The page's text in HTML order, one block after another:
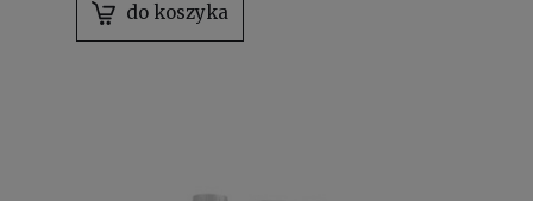
do koszyka